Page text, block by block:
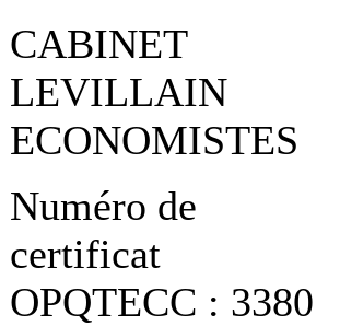
CABINET
LEVILLAIN
ECONOMISTES
Numéro de
certificat
OPQTECC : 3380